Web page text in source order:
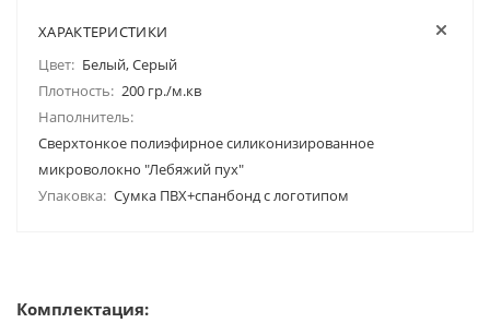
ХАРАКТЕРИСТИКИ
Цвет: Белый, Серый
Плотность: 200 гр./м.кв
Наполнитель:
Сверхтонкое полиэфирное силиконизированное
микроволокно "Лебяжий пух"
Упаковка: Сумка ПВХ+спанбонд с логотипом
Комплектация: